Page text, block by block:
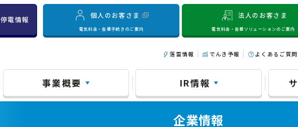
停電情報
個人のお客さま
電気料金・各種手続きのご案内
法人のお客さま
電気料金・各種ソリューションのご案内
落雷情報 でんき予報 よくあるご質
事業概要 IR情報
企業情報